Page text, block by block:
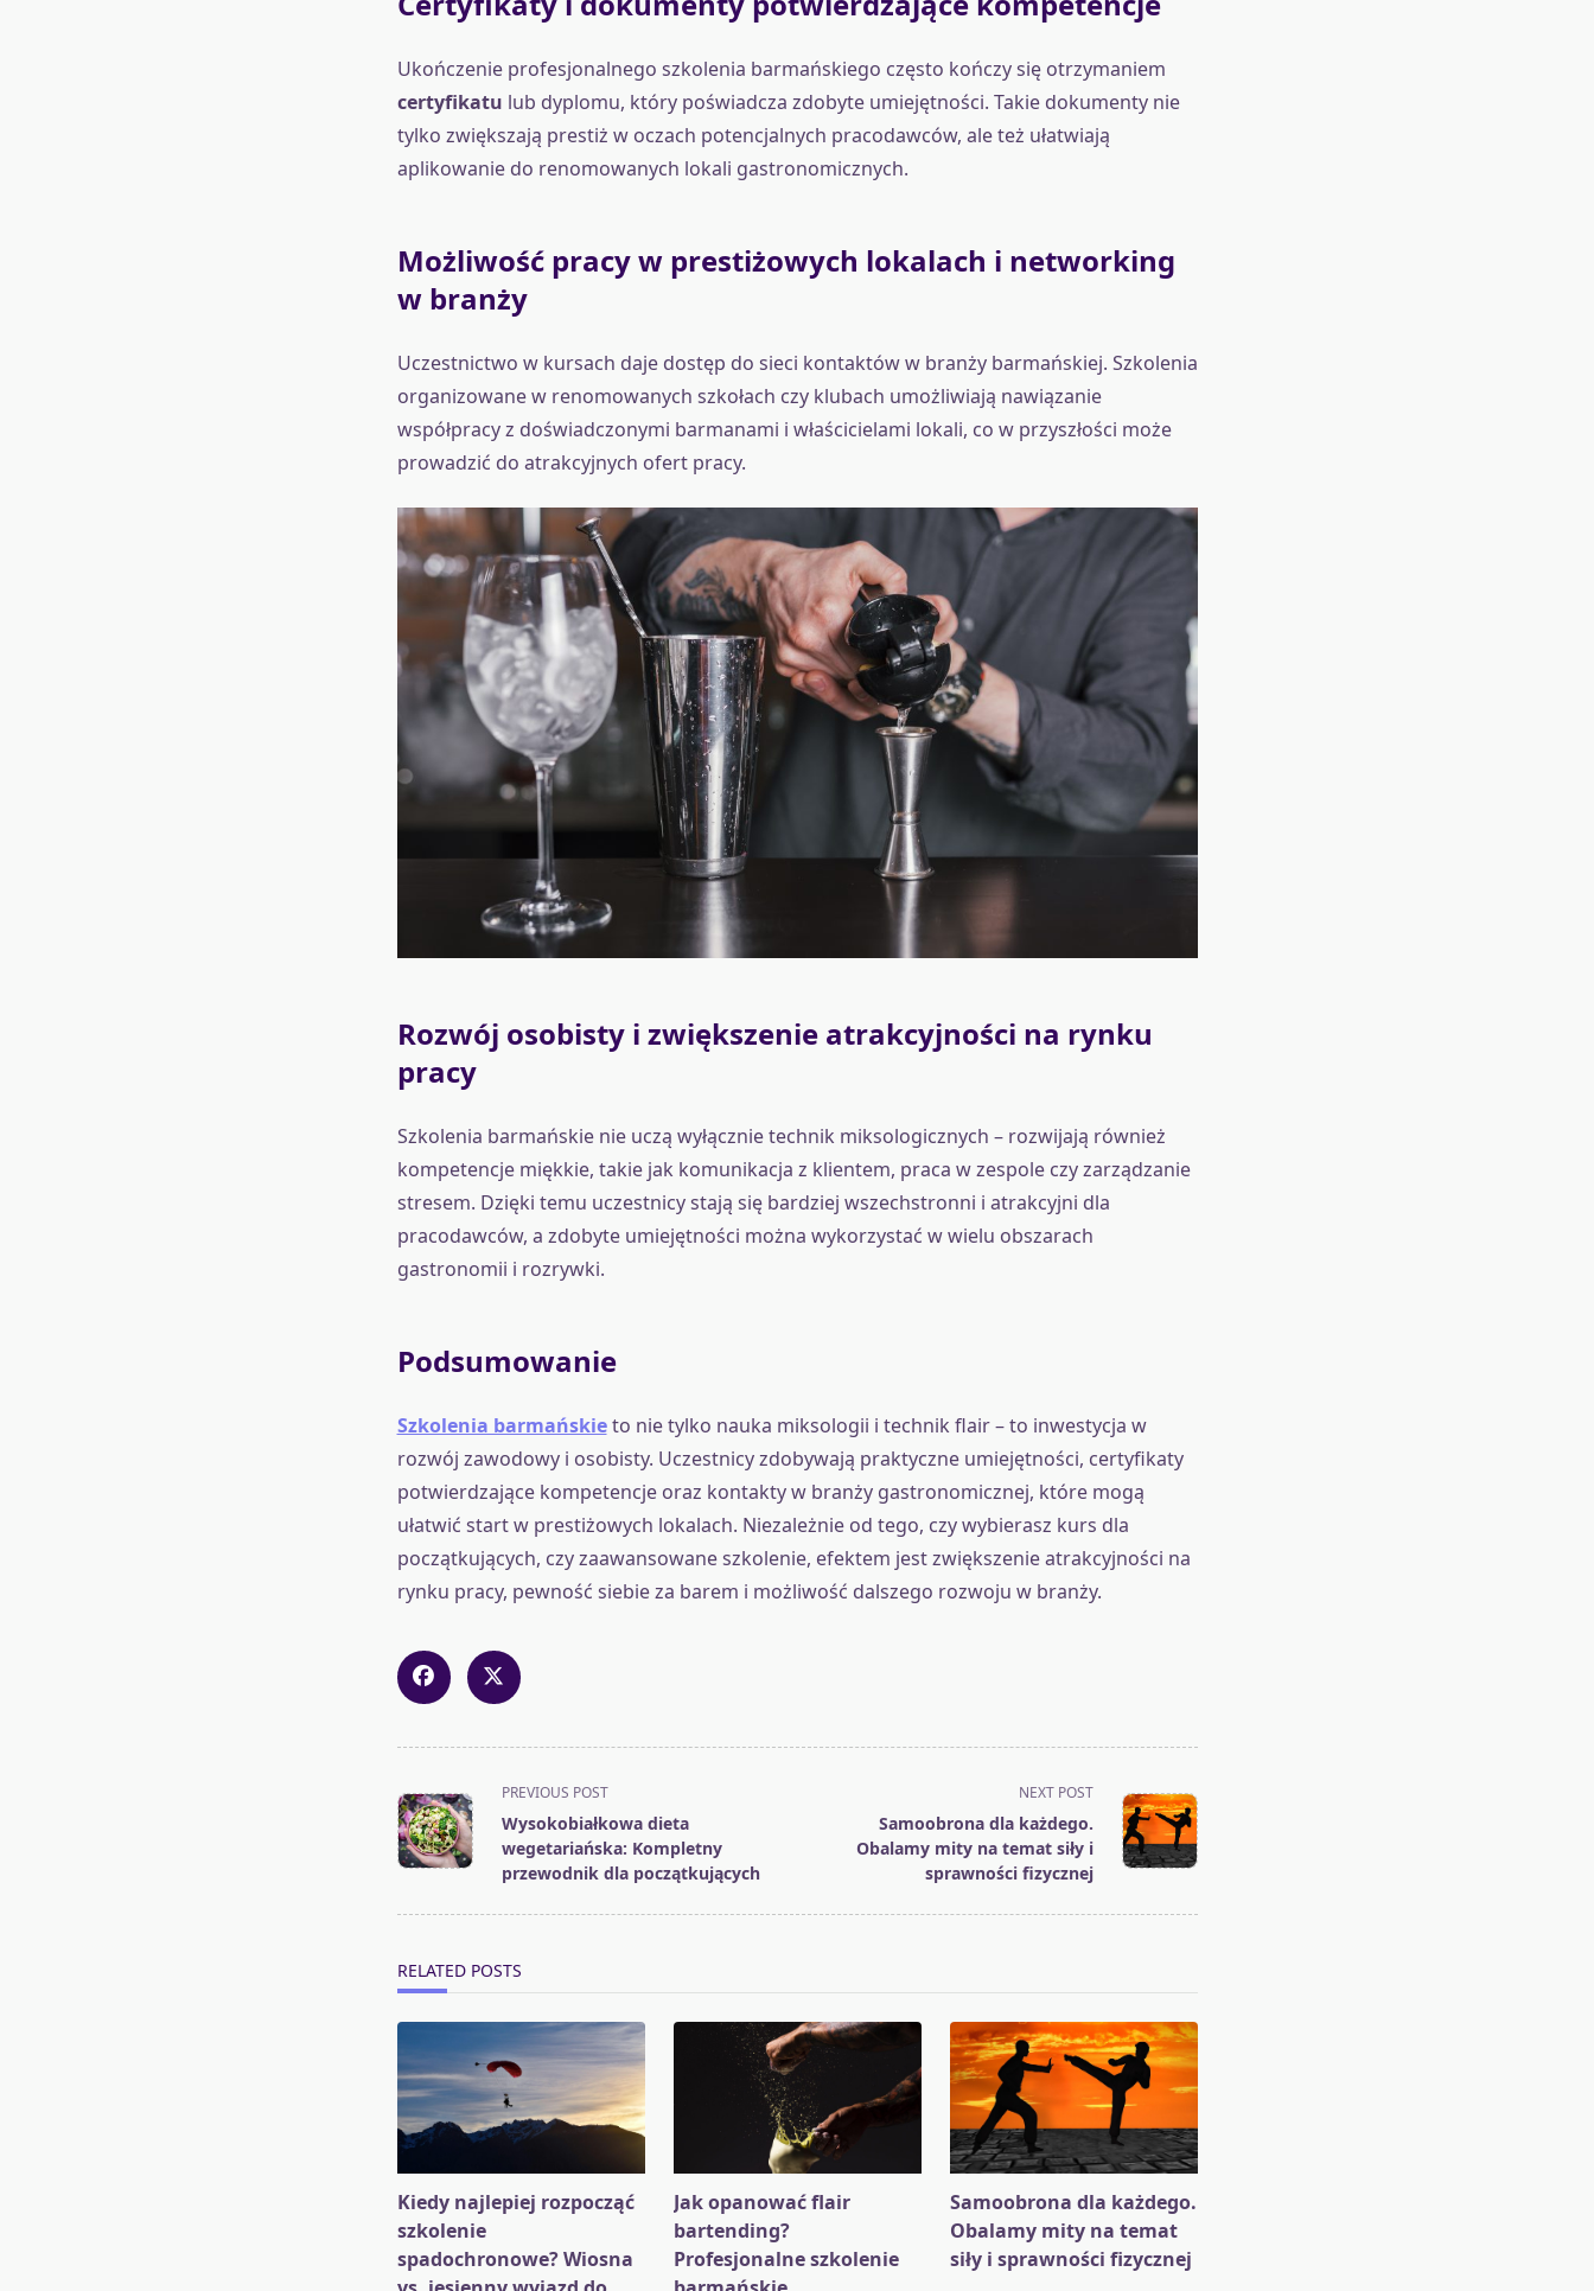
Ukończenie profesjonalnego szkolenia barmańskiego często kończy się otrzymaniem
certyfikatu lub dyplomu, który poświadcza zdobyte umiejętności. Takie dokumenty nie
tylko zwiększają prestiż w oczach potencjalnych pracodawców, ale też ułatwiają
aplikowanie do renomowanych lokali gastronomicznych.
Możliwość pracy w prestiżowych lokalach i networking
w branży
Uczestnictwo w kursach daje dostęp do sieci kontaktów w branży barmańskiej. Szkolenia
organizowane w renomowanych szkołach czy klubach umożliwiają nawiązanie
współpracy z doświadczonymi barmanami i właścicielami lokali, co w przyszłości może
prowadzić do atrakcyjnych ofert pracy.
Rozwój osobisty i zwiększenie atrakcyjności na rynku
pracy
Szkolenia barmańskie nie uczą wyłącznie technik miksologicznych – rozwijają również
kompetencje miękkie, takie jak komunikacja z klientem, praca w zespole czy zarządzanie
stresem. Dzięki temu uczestnicy stają się bardziej wszechstronni i atrakcyjni dla
pracodawców, a zdobyte umiejętności można wykorzystać w wielu obszarach
gastronomii i rozrywki.
Podsumowanie
Szkolenia barmańskieto nie tylko nauka miksologii i technik flair – to inwestycja w
rozwój zawodowy i osobisty. Uczestnicy zdobywają praktyczne umiejętności, certyfikaty
potwierdzające kompetencje oraz kontakty w branży gastronomicznej, które mogą
ułatwić start w prestiżowych lokalach. Niezależnie od tego, czy wybierasz kurs dla
początkujących, czy zaawansowane szkolenie, efektem jest zwiększenie atrakcyjności na
rynku pracy, pewność siebie za barem i możliwość dalszego rozwoju w branży.
<span
class="nav-
subtitle
screen-
PREVIOUS POST
Wysokobiałkowa dieta
wegetariańska: Kompletny
przewodnik dla początkujących
NEXT POST
Samoobrona dla każdego.
Obalamy mity na temat siły i
sprawności fizycznej
RELATED POSTS
Kiedy najlepiej rozpocząć
szkolenie
spadochronowe? Wiosna
Jak opanować flair
bartending?
Profesjonalne szkolenie
Samoobrona dla każdego.
Obalamy mity na temat
siły i sprawności fizycznej